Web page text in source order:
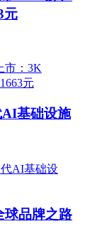
元
基础设施
球品牌之路